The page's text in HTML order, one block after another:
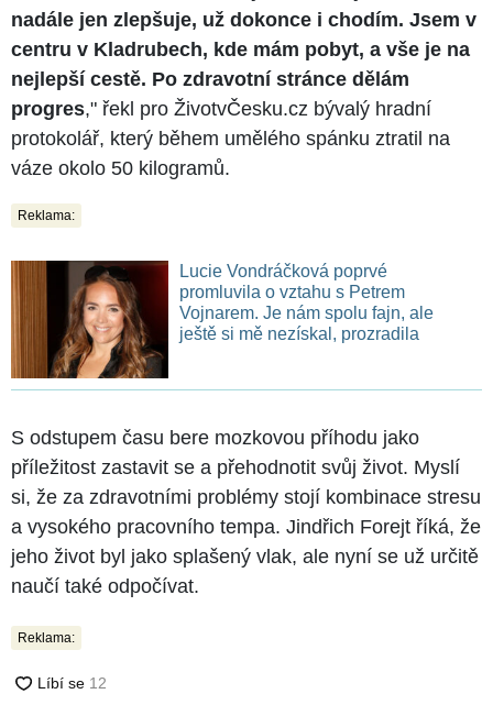
nadále jen zlepšuje, už dokonce i chodím. Jsem v
centru v Kladrubech, kde mám pobyt, a vše je na
nejlepší cestě. Po zdravotní stránce dělám
progres," řekl pro ŽivotvČesku.cz bývalý hradní
protokolář, který během umělého spánku ztratil na
váze okolo 50 kilogramů.
Reklama:
Lucie Vondráčková poprvé
promluvila o vztahu s Petrem
Vojnarem. Je nám spolu fajn, ale
ještě si mě nezískal, prozradila
S odstupem času bere mozkovou příhodu jako
příležitost zastavit se a přehodnotit svůj život. Myslí
si, že za zdravotními problémy stojí kombinace stresu
a vysokého pracovního tempa. Jindřich Forejt říká, že
jeho život byl jako splašený vlak, ale nyní se už určitě
naučí také odpočívat.
Reklama: